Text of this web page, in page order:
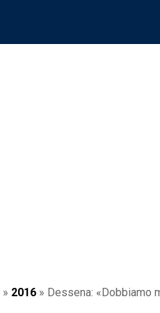
» 2016 » Dessena: «Dobbiamo